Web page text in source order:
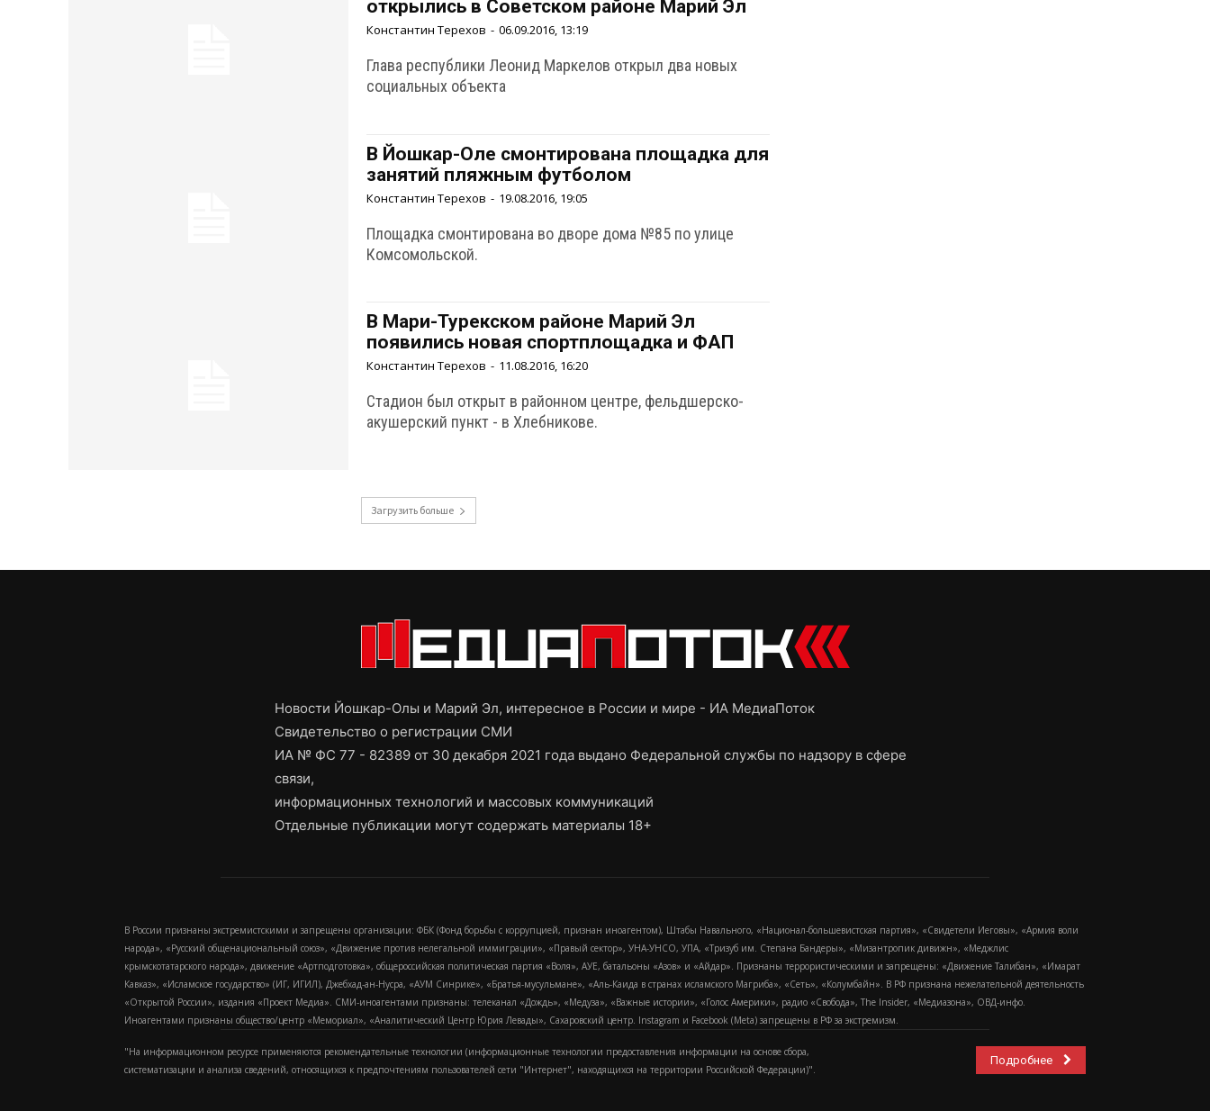
открылись в Советском районе Марий Эл
Константин Терехов - 06.09.2016, 13:19
Глава республики Леонид Маркелов открыл два новых
социальных объекта
В Йошкар-Оле смонтирована площадка для
занятий пляжным футболом
Константин Терехов - 19.08.2016, 19:05
Площадка смонтирована во дворе дома №85 по улице
Комсомольской.
В Мари-Турекском районе Марий Эл
появились новая спортплощадка и ФАП
Константин Терехов - 11.08.2016, 16:20
Стадион был открыт в районном центре, фельдшерско-
акушерский пункт - в Хлебникове.
Загрузить больше
Новости Йошкар-Олы и Марий Эл, интересное в России и мире - ИА МедиаПоток
Свидетельство о регистрации СМИ
ИА № ФС 77 - 82389 от 30 декабря 2021 года выдано Федеральной службы по надзору в сфере
связи,
информационных технологий и массовых коммуникаций
Отдельные публикации могут содержать материалы 18+
В России признаны экстремистскими и запрещены организации: ФБК (Фонд борьбы с коррупцией, признан иноагентом), Штабы Навального, «Национал-большевистская партия», «Свидетели Иеговы», «Армия воли
народа», «Русский общенациональный союз», «Движение против нелегальной иммиграции», «Правый сектор», УНА-УНСО, УПА, «Тризуб им. Степана Бандеры», «Мизантропик дивижн», «Меджлис
крымскотатарского народа», движение «Артподготовка», общероссийская политическая партия «Воля», АУЕ, батальоны «Азов» и «Айдар». Признаны террористическими и запрещены: «Движение Талибан», «Имарат
Кавказ», «Исламское государство» (ИГ, ИГИЛ), Джебхад-ан-Нусра, «АУМ Синрике», «Братья-мусульмане», «Аль-Каида в странах исламского Магриба», «Сеть», «Колумбайн». В РФ признана нежелательной деятельность
«Открытой России», издания «Проект Медиа». СМИ-иноагентами признаны: телеканал «Дождь», «Медуза», «Важные истории», «Голос Америки», радио «Свобода», The Insider, «Медиазона», ОВД-инфо.
Иноагентами признаны общество/центр «Мемориал», «Аналитический Центр Юрия Левады», Сахаровский центр. Instagram и Facebook (Metа) запрещены в РФ за экстремизм.
"На информационном ресурсе применяются рекомендательные технологии (информационные технологии предоставления информации на основе сбора,
систематизации и анализа сведений, относящихся к предпочтениям пользователей сети "Интернет", находящихся на территории Российской Федерации)".
Подробнее